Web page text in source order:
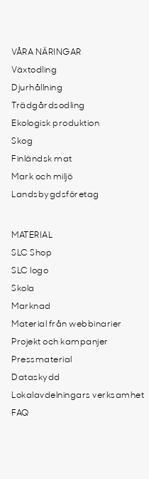
VÅRA NÄRINGAR
Växtodling
Djurhållning
Trädgårdsodling
Ekologisk produktion
Skog
Finländsk mat
Mark och miljö
Landsbygdsföretag
MATERIAL
SLC Shop
SLC logo
Skola
Marknad
Material från webbinarier
Projekt och kampanjer
Pressmaterial
Dataskydd
Lokalavdelningars verksamhet
FAQ